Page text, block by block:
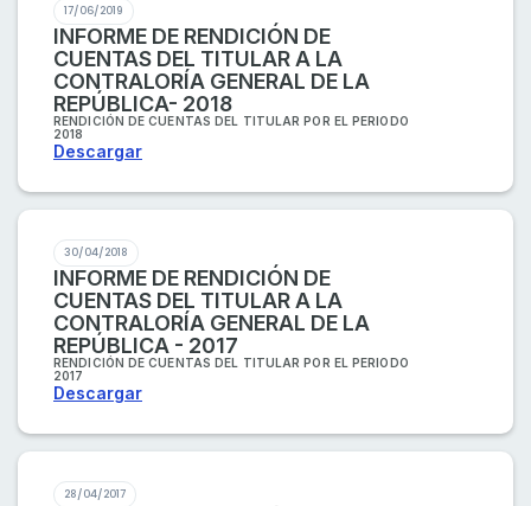
17/06/2019
INFORME DE RENDICIÓN DE
CUENTAS DEL TITULAR A LA
CONTRALORÍA GENERAL DE LA
REPÚBLICA- 2018
RENDICIÓN DE CUENTAS DEL TITULAR POR EL PERIODO
2018
Descargar
30/04/2018
INFORME DE RENDICIÓN DE
CUENTAS DEL TITULAR A LA
CONTRALORÍA GENERAL DE LA
REPÚBLICA - 2017
RENDICIÓN DE CUENTAS DEL TITULAR POR EL PERIODO
2017
Descargar
28/04/2017